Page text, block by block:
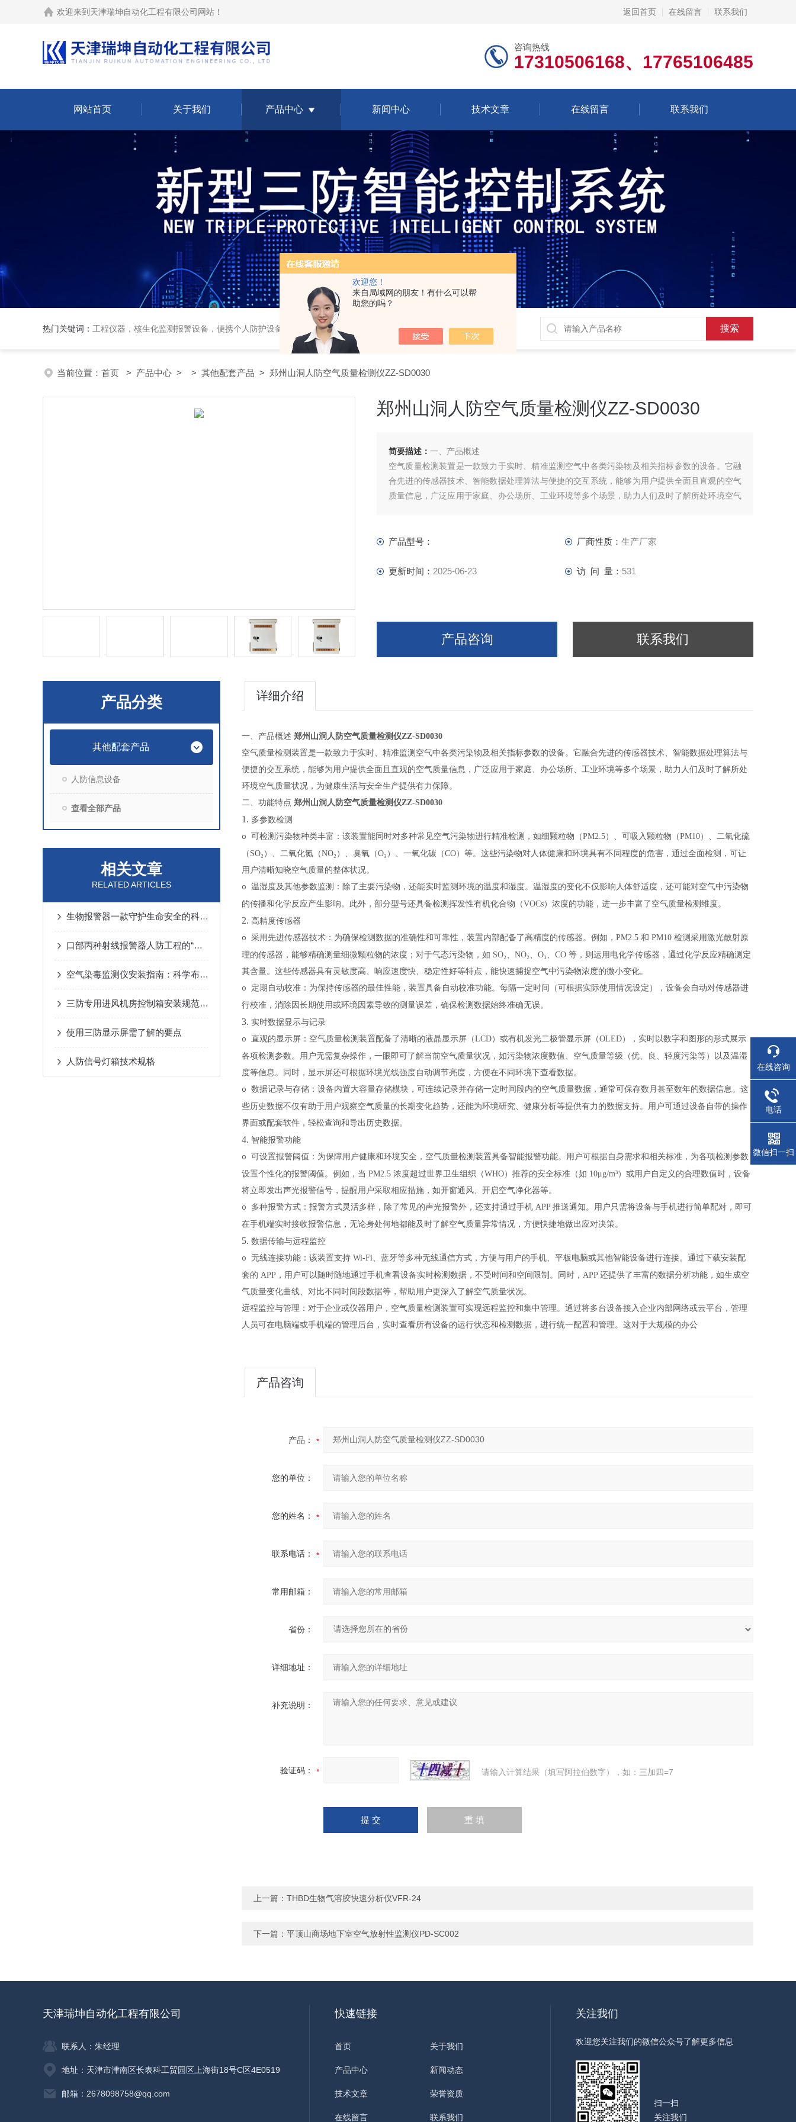
欢迎您！
来自局域网的朋友！有什么可以帮
助您的吗？
欢迎来到 天津瑞坤自动化工程有限公司网站 ！ 返回首页 在线留言 联系我们
咨询热线
17310506168、17765106485
网站首页 关于我们 产品中心 新闻中心 技术文章 在线留言 联系我们
热门关键词： 工程仪器，核生化监测报警设备，便携个人防护设备，车载三防系统，
当前位置： 首页 > 产品中心 > > 其他配套产品 > 郑州山洞人防空气质量检测仪ZZ-SD0030
郑州山洞人防空气质量检测仪ZZ-SD0030
简要描述： 一、产品概述
空气质量检测装置是一款致力于实时、精准监测空气中各类污染物及相关指标参数的设备。它融
合先进的传感器技术、智能数据处理算法与便捷的交互系统，能够为用户提供全面且直观的空气
质量信息，广泛应用于家庭、办公场所、工业环境等多个场景，助力人们及时了解所处环境空气
产品型号： 厂商性质： 生产厂家
更新时间： 2025-06-23 访 问 量： 531
产品咨询 联系我们
产品分类
其他配套产品
人防信息设备
查看全部产品
相关文章
RELATED ARTICLES
生物报警器一款守护生命安全的科技哨兵
口部丙种射线报警器人防工程的“核生化”哨兵
空气染毒监测仪安装指南：科学布局与规范操作的关键步骤
三防专用进风机房控制箱安装规范详解
使用三防显示屏需了解的要点
人防信号灯箱技术规格
详细介绍
一、产品概述 郑州山洞人防空气质量检测仪ZZ-SD0030
空气质量检测装置是一款致力于实时、精准监测空气中各类污染物及相关指标参数的设备。它融合先进的传感器技术、智能数据处理算法与
便捷的交互系统，能够为用户提供全面且直观的空气质量信息，广泛应用于家庭、办公场所、工业环境等多个场景，助力人们及时了解所处
环境空气质量状况，为健康生活与安全生产提供有力保障。
二、功能特点 郑州山洞人防空气质量检测仪ZZ-SD0030
1. 多参数检测
o 可检测污染物种类丰富：该装置能同时对多种常见空气污染物进行精准检测，如细颗粒物（PM2.5）、可吸入颗粒物（PM10）、二氧化硫
（SO₂）、二氧化氮（NO₂）、臭氧（O₃）、一氧化碳（CO）等。这些污染物对人体健康和环境具有不同程度的危害，通过全面检测，可让
用户清晰知晓空气质量的整体状况。
o 温湿度及其他参数监测：除了主要污染物，还能实时监测环境的温度和湿度。温湿度的变化不仅影响人体舒适度，还可能对空气中污染物
的传播和化学反应产生影响。此外，部分型号还具备检测挥发性有机化合物（VOCs）浓度的功能，进一步丰富了空气质量检测维度。
2. 高精度传感器
o 采用先进传感器技术：为确保检测数据的准确性和可靠性，装置内部配备了高精度的传感器。例如， PM2.5 和 PM10 检测采用激光散射原
理的传感器，能够精确测量细微颗粒物的浓度；对于气态污染物，如 SO₂、NO₂、O₃、CO 等，则运用电化学传感器，通过化学反应精确测定
其含量。这些传感器具有灵敏度高、响应速度快、稳定性好等特点，能快速捕捉空气中污染物浓度的微小变化。
o 定期自动校准：为保持传感器的最佳性能，装置具备自动校准功能。每隔一定时间（可根据实际使用情况设定），设备会自动对传感器进
行校准，消除因长期使用或环境因素导致的测量误差，确保检测数据始终准确无误。
3. 实时数据显示与记录
o 直观的显示屏：空气质量检测装置配备了清晰的液晶显示屏（LCD）或有机发光二极管显示屏（OLED），实时以数字和图形的形式展示
各项检测参数。用户无需复杂操作，一眼即可了解当前空气质量状况，如污染物浓度数值、空气质量等级（优、良、轻度污染等）以及温湿
度等信息。同时，显示屏还可根据环境光线强度自动调节亮度，方便在不同环境下查看数据。
o 数据记录与存储：设备内置大容量存储模块，可连续记录并存储一定时间段内的空气质量数据，通常可保存数月甚至数年的数据信息。这
些历史数据不仅有助于用户观察空气质量的长期变化趋势，还能为环境研究、健康分析等提供有力的数据支持。用户可通过设备自带的操作
界面或配套软件，轻松查询和导出历史数据。
4. 智能报警功能
o 可设置报警阈值：为保障用户健康和环境安全，空气质量检测装置具备智能报警功能。用户可根据自身需求和相关标准，为各项检测参数
设置个性化的报警阈值。例如，当 PM2.5 浓度超过世界卫生组织（WHO）推荐的安全标准（如 10μg/m³）或用户自定义的合理数值时，设备
将立即发出声光报警信号，提醒用户采取相应措施，如开窗通风、开启空气净化器等。
o 多种报警方式：报警方式灵活多样，除了常见的声光报警外，还支持通过手机 APP 推送通知。用户只需将设备与手机进行简单配对，即可
在手机端实时接收报警信息，无论身处何地都能及时了解空气质量异常情况，方便快捷地做出应对决策。
5. 数据传输与远程监控
o 无线连接功能：该装置支持 Wi-Fi、蓝牙等多种无线通信方式，方便与用户的手机、平板电脑或其他智能设备进行连接。通过下载安装配
套的 APP，用户可以随时随地通过手机查看设备实时检测数据，不受时间和空间限制。同时，APP 还提供了丰富的数据分析功能，如生成空
气质量变化曲线、对比不同时间段数据等，帮助用户更深入了解空气质量状况。
远程监控与管理：对于企业或仪器用户，空气质量检测装置可实现远程监控和集中管理。通过将多台设备接入企业内部网络或云平台，管理
人员可在电脑端或手机端的管理后台，实时查看所有设备的运行状态和检测数据，进行统一配置和管理。这对于大规模的办公
产品咨询
产品：
您的单位：
您的姓名：
联系电话：
常用邮箱：
省份：
详细地址：
补充说明：
验证码： 请输入计算结果（填写阿拉伯数字），如：三加四=7
上一篇： THBD生物气溶胶快速分析仪VFR-24
下一篇： 平顶山商场地下室空气放射性监测仪PD-SC002
天津瑞坤自动化工程有限公司
联系人：朱经理
地址：天津市津南区长表科工贸园区上海街18号C区4E0519
邮箱：2678098758@qq.com
快速链接
首页 关于我们
产品中心 新闻动态
技术文章 荣誉资质
在线留言 联系我们
关注我们
欢迎您关注我们的微信公众号了解更多信息
扫一扫
关注我们
在线咨询
电话
微信扫一扫